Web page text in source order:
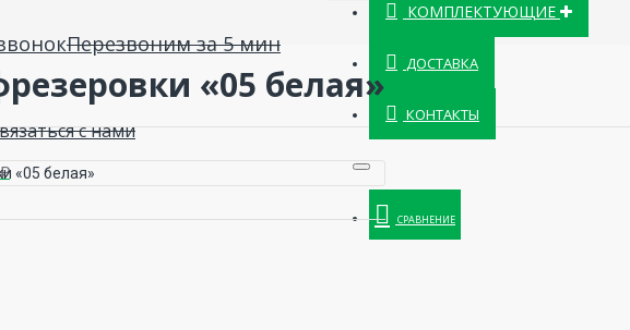
Перезвоним за 5 мин
с нами
КОМПЛЕКТУЮЩИЕ
ДОСТАВКА
КОНТАКТЫ
СРАВНЕНИЕ
«05 белая»